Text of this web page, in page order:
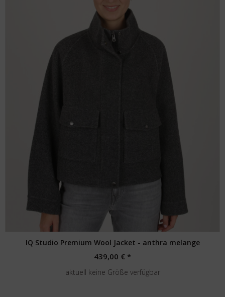
IQ Studio Premium Wool Jacket - anthra melange
439,00 € *
aktuell keine Größe verfügbar